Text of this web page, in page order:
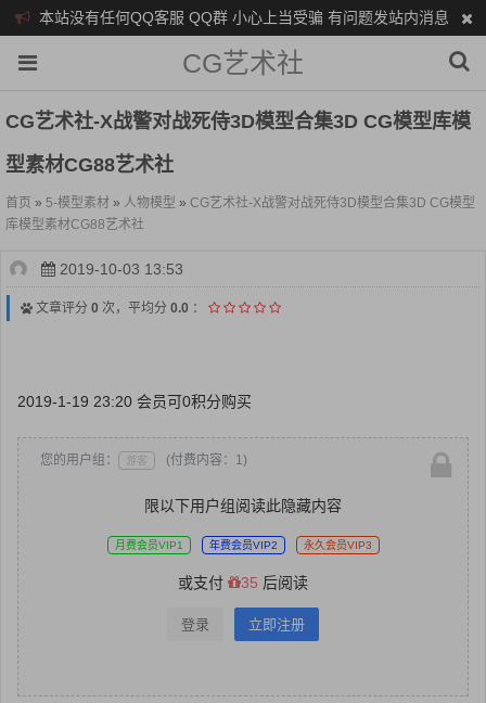
本站没有任何QQ客服 QQ群 小心上当受骗 有问题发站内消息
CG艺术社
CG艺术社-X战警对战死侍3D模型合集3D CG模型库模
型素材CG88艺术社
首页 » 5-模型素材 » 人物模型 » CG艺术社-X战警对战死侍3D模型合集3D CG模型
库模型素材CG88艺术社
2019-10-03 13:53
文章评分 0 次，平均分 0.0 ：
2019-1-19 23:20 会员可0积分购买
您的用户组： 游客 (付费内容：1)
限以下用户组阅读此隐藏内容
月费会员VIP1 年费会员VIP2 永久会员VIP3
或支付 35 后阅读
登录 立即注册